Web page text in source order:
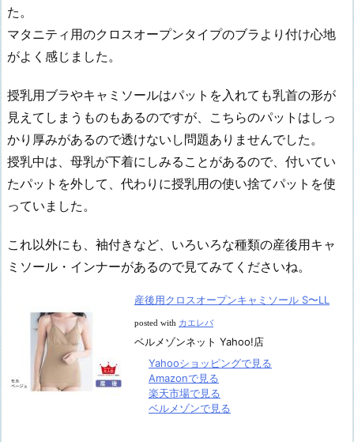
た。
マタニティ用のクロスオープンタイプのブラより付け心地
がよく感じました。
授乳用ブラやキャミソールはパットを入れても乳首の形が
見えてしまうものもあるのですが、こちらのパットはしっ
かり厚みがあるので透けないし問題ありませんでした。
授乳中は、母乳が下着にしみることがあるので、付いてい
たパットを外して、代わりに授乳用の使い捨てパットを使
っていました。
これ以外にも、袖付きなど、いろいろな種類の産後用キャ
ミソール・インナーがあるので見てみてくださいね。
産後用クロスオープンキャミソール S〜LL
posted with カエレバ
ベルメゾンネット Yahoo!店
Yahooショッピングで見る
Amazonで見る
楽天市場で見る
ベルメゾンで見る